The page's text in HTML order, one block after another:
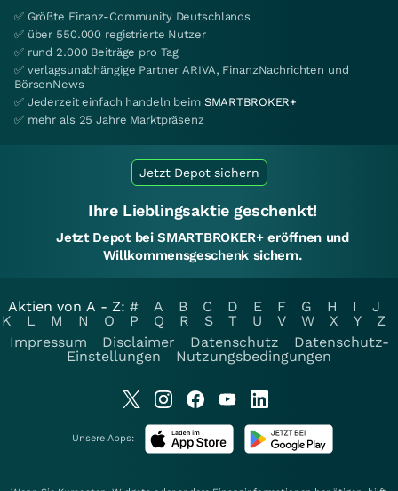
✅ Größte Finanz-Community Deutschlands
✅ über 550.000 registrierte Nutzer
✅ rund 2.000 Beiträge pro Tag
✅ verlagsunabhängige Partner ARIVA, FinanzNachrichten und
BörsenNews
✅ Jederzeit einfach handeln beim SMARTBROKER+
✅ mehr als 25 Jahre Marktpräsenz
Jetzt Depot sichern
Ihre Lieblingsaktie geschenkt!
Jetzt Depot bei SMARTBROKER+ eröffnen und
Willkommensgeschenk sichern.
Aktien von A - Z: # A B C D E F G H I
J
K
L M N O P Q R S T U V W X Y
Z
Impressum
Disclaimer Datenschutz
Datenschutz-
Einstellungen
Nutzungsbedingungen
Unsere Apps: